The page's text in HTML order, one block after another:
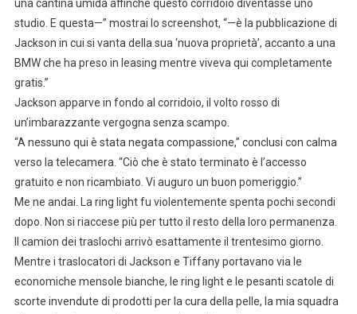
una cantina umida affinché questo corridoio diventasse uno
studio. E questa—” mostrai lo screenshot, “—è la pubblicazione di
Jackson in cui si vanta della sua ‘nuova proprietà’, accanto a una
BMW che ha preso in leasing mentre viveva qui completamente
gratis.”
Jackson apparve in fondo al corridoio, il volto rosso di
un’imbarazzante vergogna senza scampo.
“A nessuno qui è stata negata compassione,” conclusi con calma
verso la telecamera. “Ciò che è stato terminato è l’accesso
gratuito e non ricambiato. Vi auguro un buon pomeriggio.”
Me ne andai. La ring light fu violentemente spenta pochi secondi
dopo. Non si riaccese più per tutto il resto della loro permanenza.
Il camion dei traslochi arrivò esattamente il trentesimo giorno.
Mentre i traslocatori di Jackson e Tiffany portavano via le
economiche mensole bianche, le ring light e le pesanti scatole di
scorte invendute di prodotti per la cura della pelle, la mia squadra